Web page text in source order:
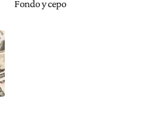
Fondo y cepo